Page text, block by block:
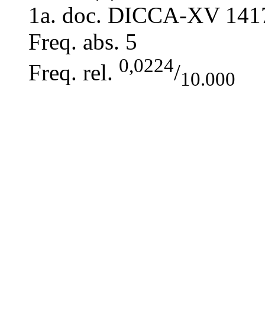
1a. doc. DICCA-XV
Freq. abs. 5
Freq. rel. 0,0224/10.000